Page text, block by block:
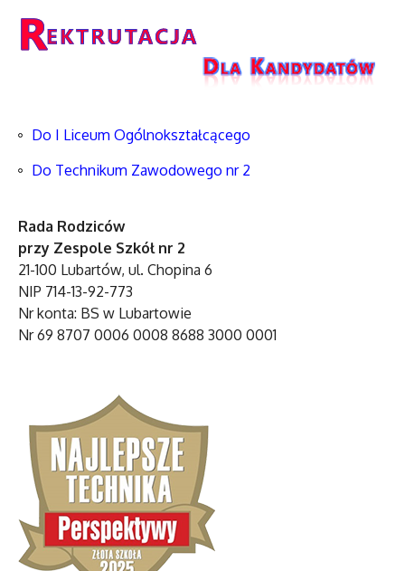
Do I Liceum Ogólnokształcącego
Do Technikum Zawodowego nr 2
Rada Rodziców
przy Zespole Szkół nr 2
21-100 Lubartów, ul. Chopina 6
NIP 714-13-92-773
Nr konta: BS w Lubartowie
Nr 69 8707 0006 0008 8688 3000 0001